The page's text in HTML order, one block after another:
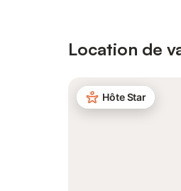
Location de
Hôte Star